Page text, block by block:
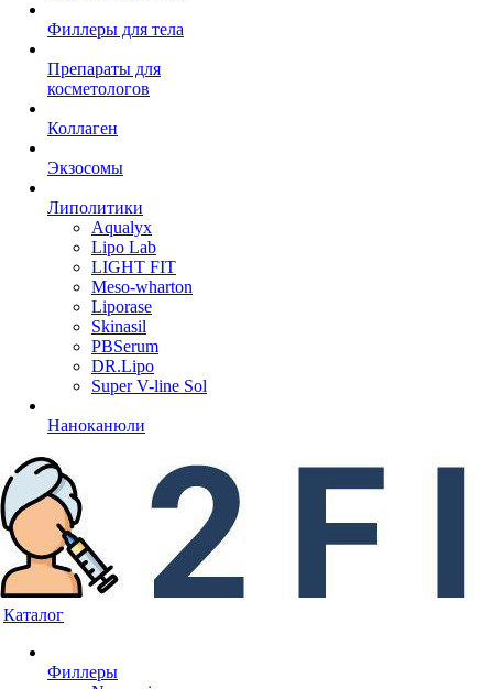
Филлеры для тела
Препараты для
косметологов
Коллаген
Экзосомы
Липолитики
Aqualyx
Lipo Lab
LIGHT FIT
Meso-wharton
Liporase
Skinasil
PBSerum
DR.Lipo
Super V-line Sol
Наноканюли
Каталог
Филлеры